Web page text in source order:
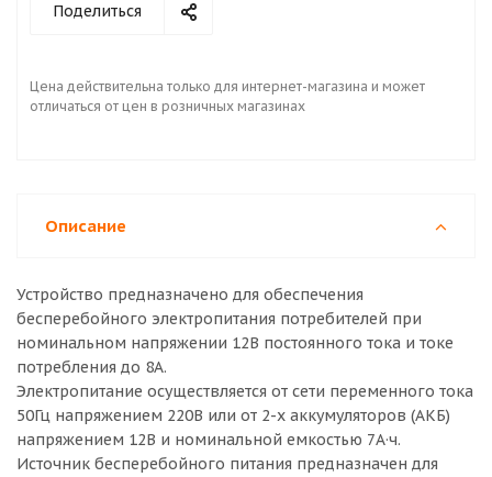
Поделиться
Цена действительна только для интернет-магазина и может
отличаться от цен в розничных магазинах
Описание
Устройство предназначено для обеспечения
бесперебойного электропитания потребителей при
номинальном напряжении 12В постоянного тока и токе
потребления до 8A.
Электропитание осуществляется от сети переменного тока
50Гц напряжением 220В или от 2-х аккумуляторов (АКБ)
напряжением 12В и номинальной емкостью 7А·ч.
Источник бесперебойного питания предназначен для